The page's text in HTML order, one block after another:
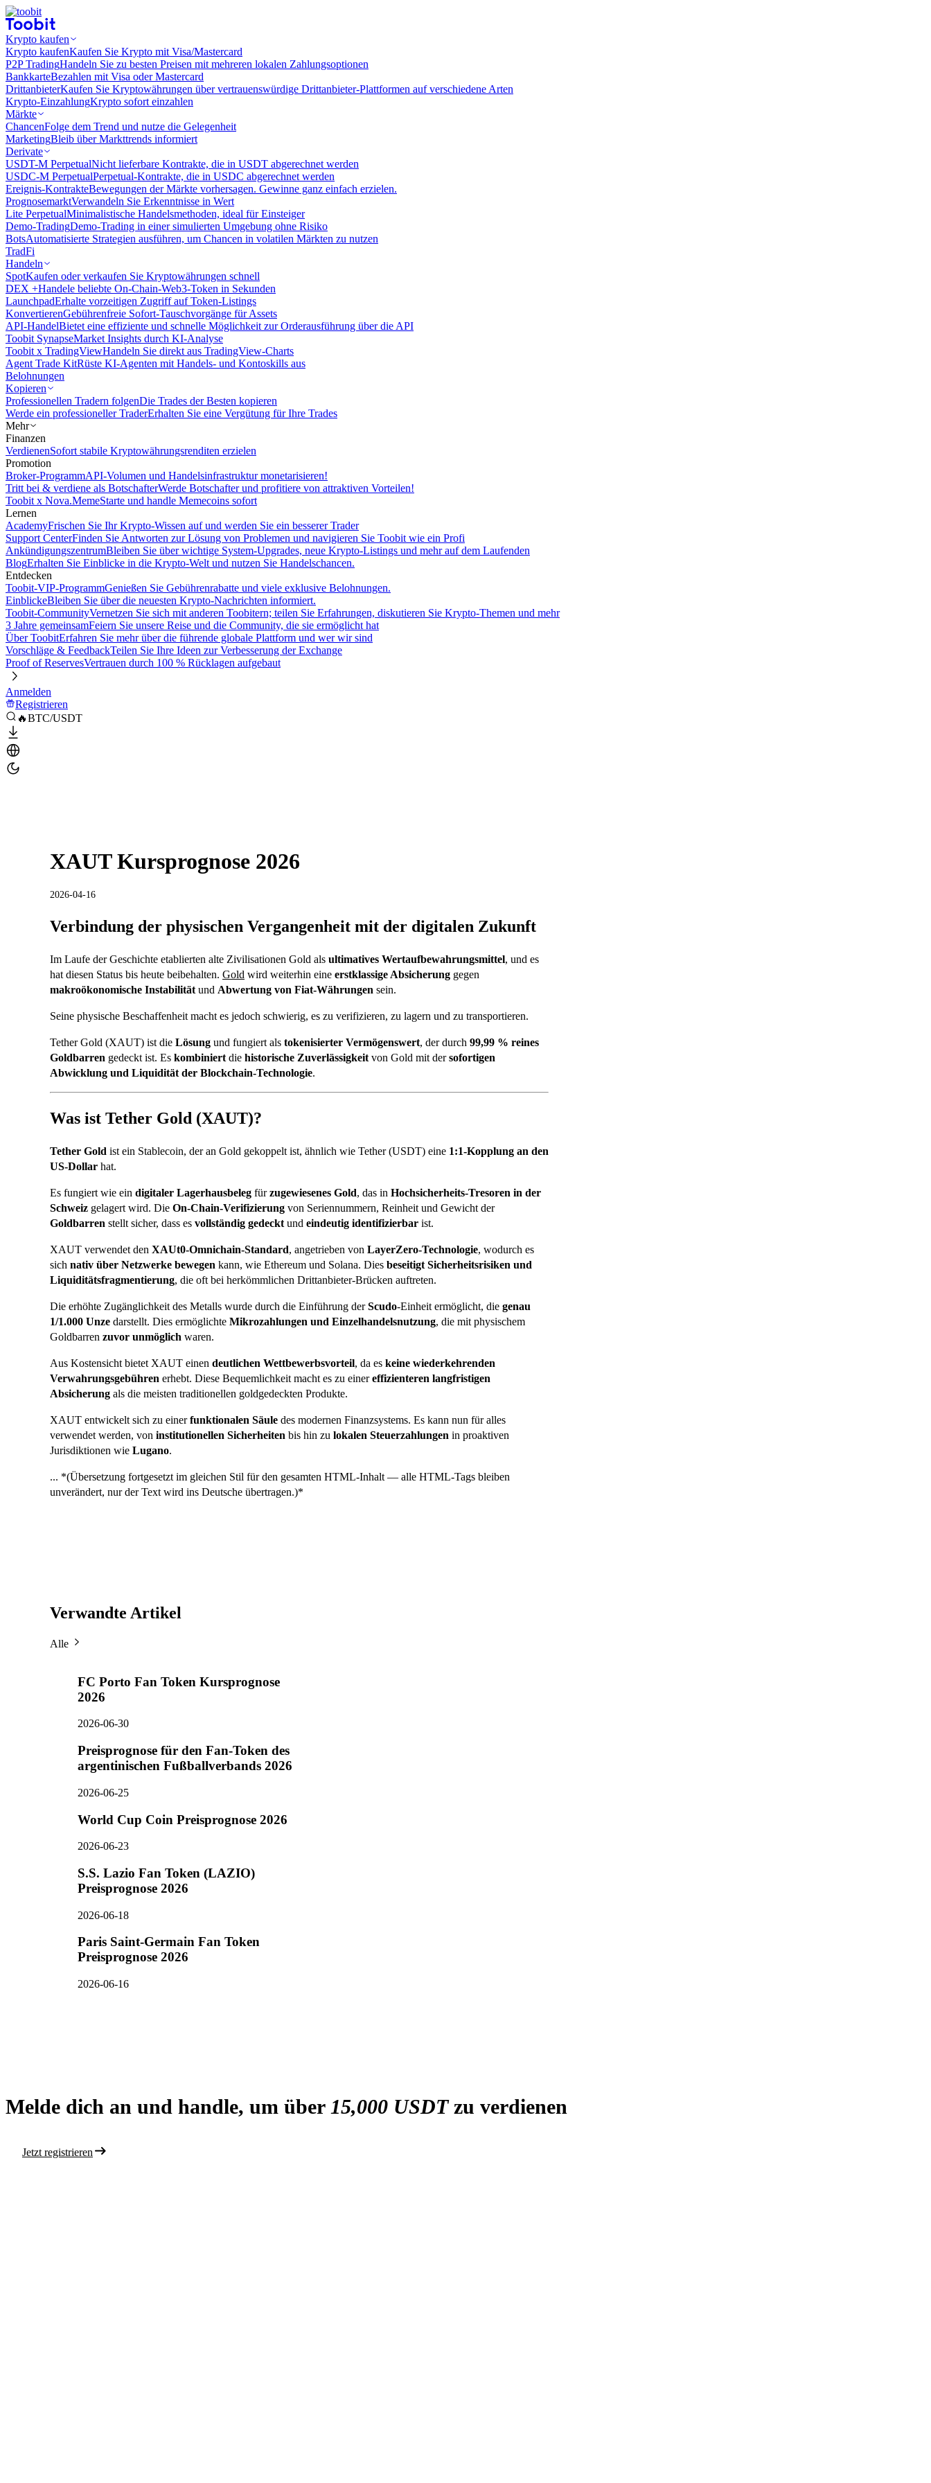
Krypto kaufen
Krypto kaufenKaufen Sie Krypto mit Visa/Mastercard
P2P TradingHandeln Sie zu besten Preisen mit mehreren lokalen Zahlungsoptionen
BankkarteBezahlen mit Visa oder Mastercard
DrittanbieterKaufen Sie Kryptowährungen über vertrauenswürdige Drittanbieter-Plattformen auf verschiedene Arten
Krypto-EinzahlungKrypto sofort einzahlen
Märkte
ChancenFolge dem Trend und nutze die Gelegenheit
MarketingBleib über Markttrends informiert
Derivate
USDT-M PerpetualNicht lieferbare Kontrakte, die in USDT abgerechnet werden
USDC-M PerpetualPerpetual-Kontrakte, die in USDC abgerechnet werden
Ereignis-KontrakteBewegungen der Märkte vorhersagen. Gewinne ganz einfach erzielen.
PrognosemarktVerwandeln Sie Erkenntnisse in Wert
Lite PerpetualMinimalistische Handelsmethoden, ideal für Einsteiger
Demo-TradingDemo-Trading in einer simulierten Umgebung ohne Risiko
BotsAutomatisierte Strategien ausführen, um Chancen in volatilen Märkten zu nutzen
TradFi
Handeln
SpotKaufen oder verkaufen Sie Kryptowährungen schnell
DEX +Handele beliebte On-Chain-Web3-Token in Sekunden
LaunchpadErhalte vorzeitigen Zugriff auf Token-Listings
KonvertierenGebührenfreie Sofort-Tauschvorgänge für Assets
API-HandelBietet eine effiziente und schnelle Möglichkeit zur Orderausführung über die API
Toobit SynapseMarket Insights durch KI-Analyse
Toobit x TradingViewHandeln Sie direkt aus TradingView-Charts
Agent Trade KitRüste KI-Agenten mit Handels- und Kontoskills aus
Belohnungen
Kopieren
Professionellen Tradern folgenDie Trades der Besten kopieren
Werde ein professioneller TraderErhalten Sie eine Vergütung für Ihre Trades
Mehr
Finanzen
VerdienenSofort stabile Kryptowährungsrenditen erzielen
Promotion
Broker-ProgrammAPI-Volumen und Handelsinfrastruktur monetarisieren!
Tritt bei & verdiene als BotschafterWerde Botschafter und profitiere von attraktiven Vorteilen!
Toobit x Nova.MemeStarte und handle Memecoins sofort
Lernen
AcademyFrischen Sie Ihr Krypto-Wissen auf und werden Sie ein besserer Trader
Support CenterFinden Sie Antworten zur Lösung von Problemen und navigieren Sie Toobit wie ein Profi
AnkündigungszentrumBleiben Sie über wichtige System-Upgrades, neue Krypto-Listings und mehr auf dem Laufenden
BlogErhalten Sie Einblicke in die Krypto-Welt und nutzen Sie Handelschancen.
Entdecken
Toobit-VIP-ProgrammGenießen Sie Gebührenrabatte und viele exklusive Belohnungen.
EinblickeBleiben Sie über die neuesten Krypto-Nachrichten informiert.
Toobit-CommunityVernetzen Sie sich mit anderen Toobitern; teilen Sie Erfahrungen, diskutieren Sie Krypto-Themen und mehr
3 Jahre gemeinsamFeiern Sie unsere Reise und die Community, die sie ermöglicht hat
Über ToobitErfahren Sie mehr über die führende globale Plattform und wer wir sind
Vorschläge & FeedbackTeilen Sie Ihre Ideen zur Verbesserung der Exchange
Proof of ReservesVertrauen durch 100 % Rücklagen aufgebaut
Anmelden
Registrieren
🔥BTC/USDT
XAUT Kursprognose 2026
2026-04-16
Verbindung der physischen Vergangenheit mit der digitalen Zukunft
Im Laufe der Geschichte etablierten alte Zivilisationen Gold als ultimatives Wertaufbewahrungsmittel, und es
hat diesen Status bis heute beibehalten. Gold wird weiterhin eine erstklassige Absicherung gegen
makroökonomische Instabilität und Abwertung von Fiat-Währungen sein.
Seine physische Beschaffenheit macht es jedoch schwierig, es zu verifizieren, zu lagern und zu transportieren.
Tether Gold (XAUT) ist die Lösung und fungiert als tokenisierter Vermögenswert, der durch 99,99 % reines
Goldbarren gedeckt ist. Es kombiniert die historische Zuverlässigkeit von Gold mit dersofortigen
Abwicklung und Liquidität der Blockchain-Technologie.
Was ist Tether Gold (XAUT)?
Tether Gold ist ein Stablecoin, der an Gold gekoppelt ist, ähnlich wie Tether (USDT) eine 1:1-Kopplung an den
US-Dollar hat.
Es fungiert wie ein digitaler Lagerhausbeleg fürzugewiesenes Gold, das in Hochsicherheits-Tresoren in der
Schweiz gelagert wird. Die On-Chain-Verifizierung von Seriennummern, Reinheit und Gewicht der
Goldbarren stellt sicher, dass es vollständig gedeckt und eindeutig identifizierbar ist.
XAUT verwendet den XAUt0-Omnichain-Standard, angetrieben von LayerZero-Technologie, wodurch es
sich nativ über Netzwerke bewegen kann, wie Ethereum und Solana. Dies beseitigt Sicherheitsrisiken und
Liquiditätsfragmentierung, die oft bei herkömmlichen Drittanbieter-Brücken auftreten.
Die erhöhte Zugänglichkeit des Metalls wurde durch die Einführung derScudo-Einheit ermöglicht, die genau
1/1.000 Unze darstellt. Dies ermöglichte Mikrozahlungen und Einzelhandelsnutzung, die mit physischem
Goldbarren zuvor unmöglich waren.
Aus Kostensicht bietet XAUT einen deutlichen Wettbewerbsvorteil, da es keine wiederkehrenden
Verwahrungsgebühren erhebt. Diese Bequemlichkeit macht es zu einereffizienteren langfristigen
Absicherung als die meisten traditionellen goldgedeckten Produkte.
XAUT entwickelt sich zu einerfunktionalen Säule des modernen Finanzsystems. Es kann nun für alles
verwendet werden, von institutionellen Sicherheiten bis hin zu lokalen Steuerzahlungen in proaktiven
Jurisdiktionen wie Lugano.
... *(Übersetzung fortgesetzt im gleichen Stil für den gesamten HTML-Inhalt — alle HTML-Tags bleiben
unverändert, nur der Text wird ins Deutsche übertragen.)*
Verwandte Artikel
Alle
FC Porto Fan Token Kursprognose
2026
2026-06-30
Preisprognose für den Fan-Token des
argentinischen Fußballverbands 2026
2026-06-25
World Cup Coin Preisprognose 2026
2026-06-23
S.S. Lazio Fan Token (LAZIO)
Preisprognose 2026
2026-06-18
Paris Saint-Germain Fan Token
Preisprognose 2026
2026-06-16
Melde dich an und handle, um über 15,000 USDTzu verdienen
Jetzt registrieren